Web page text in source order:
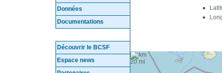
Données
Documentations
Découvrir le BCSF
Espace news
+−
20 km
20 mi